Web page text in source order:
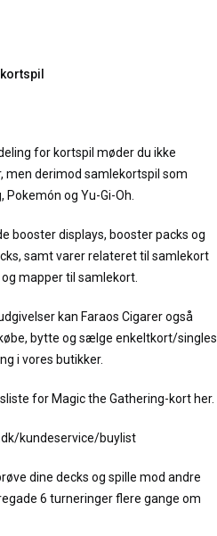
for kortspil møder du ikke
men derimod samlekortspil som
og Yu-Gi-Oh.
booster displays, booster packs og
samt varer relateret til samlekort
mapper til samlekort.
kan Faraos Cigarer også
bytte og sælge enkeltkort/singles
i vores butikker.
for Magic the Gathering-kort her.
kundeservice/buylist
dine decks og spille mod andre
6 turneringer flere gange om